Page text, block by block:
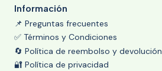
Información
📌 Preguntas frecuentes
✅ Términos y Condiciones
🔄 Política de reembolso y devolución
🔐 Política de privacidad